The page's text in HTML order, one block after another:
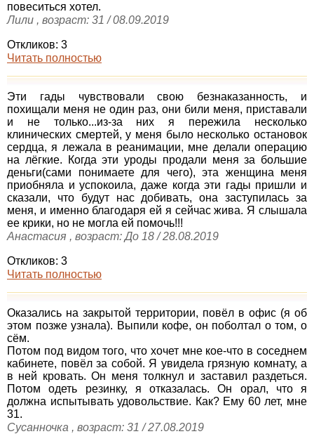
повеситься хотел.
Лили , возраст: 31 / 08.09.2019
Откликов: 3
Читать полностью
Эти гады чувствовали свою безнаказанность, и
похищали меня не один раз, они били меня, приставали
и не только...из-за них я пережила несколько
клинических смертей, у меня было несколько остановок
сердца, я лежала в реанимации, мне делали операцию
на лёгкие. Когда эти уроды продали меня за большие
деньги(сами понимаете для чего), эта женщина меня
приобняла и успокоила, даже когда эти гады пришли и
сказали, что будут нас добивать, она заступилась за
меня, и именно благодаря ей я сейчас жива. Я слышала
ее крики, но не могла ей помочь!!!
Анастасия , возраст: До 18 / 28.08.2019
Откликов: 3
Читать полностью
Оказались на закрытой территории, повёл в офис (я об
этом позже узнала). Выпили кофе, он поболтал о том, о
сём.
Потом под видом того, что хочет мне кое-что в соседнем
кабинете, повёл за собой. Я увидела грязную комнату, а
в ней кровать. Он меня толкнул и заставил раздеться.
Потом одеть резинку, я отказалась. Он орал, что я
должна испытывать удовольствие. Как? Ему 60 лет, мне
31.
Сусанночка , возраст: 31 / 27.08.2019